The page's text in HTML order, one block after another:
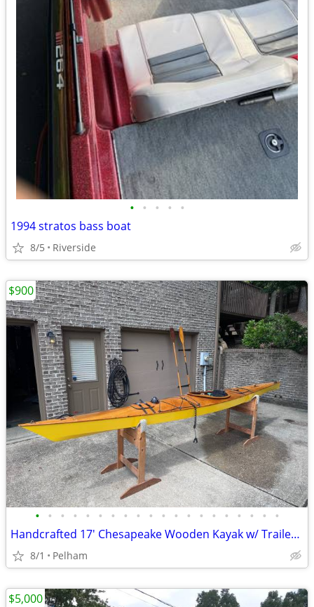
• • • • •
1994 stratos bass boat
8/5 Riverside
• • • • • • • • • • • • • • • • • • • •
Handcrafted 17' Chesapeake Wooden Kayak w/ Trailer, Stands & Paddles
8/1 Pelham
$900
$5,000